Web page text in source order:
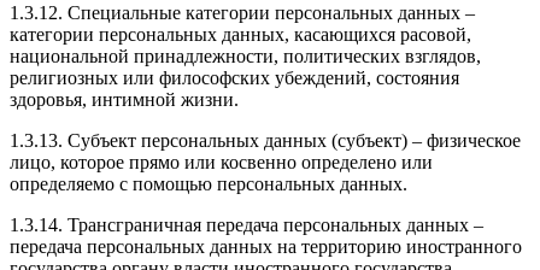
1.3.12. Специальные категории персональных данных –
категории персональных данных, касающихся расовой,
национальной принадлежности, политических взглядов,
религиозных или философских убеждений, состояния
здоровья, интимной жизни.
1.3.13. Субъект персональных данных (субъект) – физическое
лицо, которое прямо или косвенно определено или
определяемо с помощью персональных данных.
1.3.14. Трансграничная передача персональных данных –
передача персональных данных на территорию иностранного